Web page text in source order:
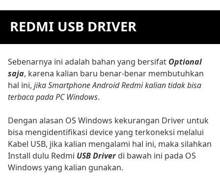
REDMI USB DRIVER
Sebenarnya ini adalah bahan yang bersifat Optional
saja, karena kalian baru benar-benar membutuhkan
hal ini, jika Smartphone Android Redmi kalian tidak bisa
terbaca pada PC Windows.
Dengan alasan OS Windows kekurangan Driver untuk
bisa mengidentifikasi device yang terkoneksi melalui
Kabel USB, jika kalian mengalami hal ini, maka silahkan
Install dulu Redmi USB Driverdi bawah ini pada OS
Windows yang kalian gunakan.